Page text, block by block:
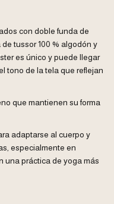
con doble funda de
tussor 100 % algodón y
es único y puede llegar
tono de la tela que reflejan
que mantienen su forma
adaptarse al cuerpo y
especialmente en
una práctica de yoga más